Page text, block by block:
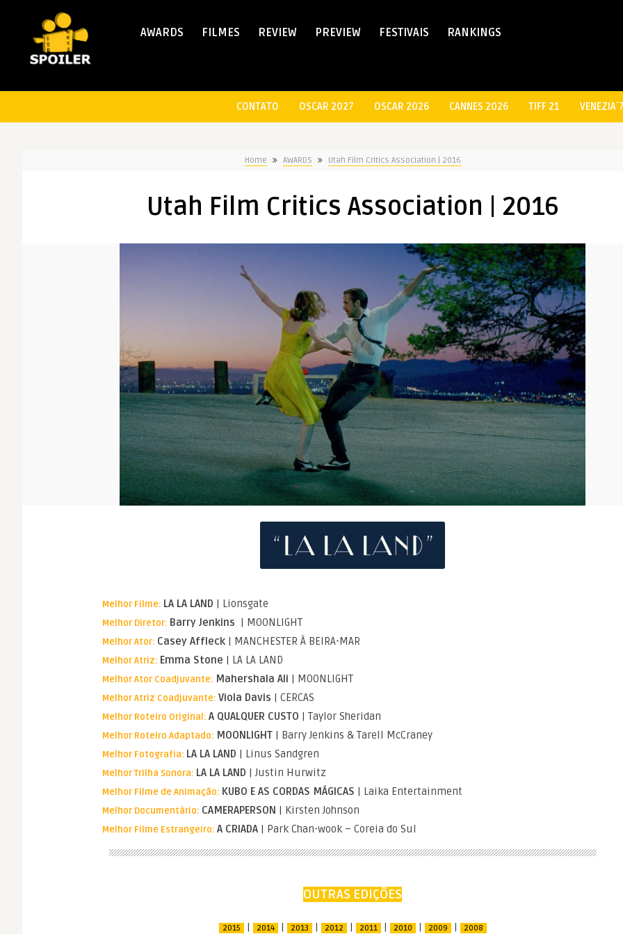
AWARDS FILMES REVIEW PREVIEW FESTIVAIS RANKINGS
CONTATO OSCAR 2027 OSCAR 2026 CANNES 2026 TIFF 21
Home AWARDS Utah Film Critics Association | 2016
Utah Film Critics Association | 2016
Melhor Filme: LA LA LAND | Lionsgate
Melhor Diretor: Barry Jenkins | MOONLIGHT
Melhor Ator: Casey Affleck | MANCHESTER À BEIRA-MAR
Melhor Atriz: Emma Stone | LA LA LAND
Melhor Ator Coadjuvante: Mahershala Ali | MOONLIGHT
Melhor Atriz Coadjuvante: Viola Davis | CERCAS
Melhor Roteiro Original: A QUALQUER CUSTO | Taylor Sheridan
Melhor Roteiro Adaptado: MOONLIGHT | Barry Jenkins & Tarell McCraney
Melhor Fotografia: LA LA LAND | Linus Sandgren
Melhor Trilha Sonora: LA LA LAND | Justin Hurwitz
Melhor Filme de Animação: KUBO E AS CORDAS MÁGICAS | Laika Entertainment
Melhor Documentário: CAMERAPERSON | Kirsten Johnson
Melhor Filme Estrangeiro: A CRIADA | Park Chan-wook – Coreia do Sul
OUTRAS EDIÇÕES
2015 | 2014 | 2013 | 2012 | 2011 | 2010 | 2009 | 2008